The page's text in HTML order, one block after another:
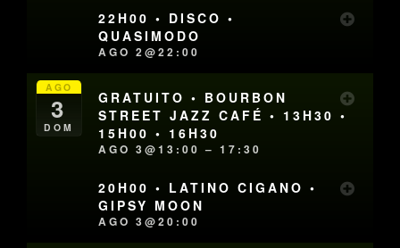
22H00 • DISCO •
QUASIMODO
AGO 2@22:00
AGO
3
DOM
GRATUITO • BOURBON
STREET JAZZ CAFÉ • 13H30 •
15H00 • 16H30
AGO 3@13:00 – 17:30
20H00 • LATINO CIGANO •
GIPSY MOON
AGO 3@20:00